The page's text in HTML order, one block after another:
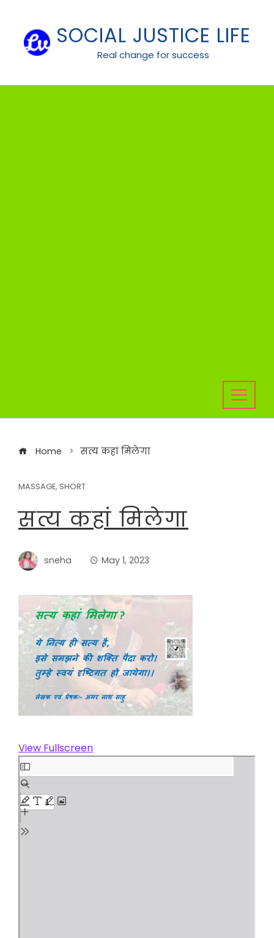
content
SOCIAL JUSTICE LIFE
Real change for success
Home सत्य कहां मिलेगा
MASSAGE, SHORT
सत्य कहां मिलेगा
sneha May 1, 2023
View Fullscreen
Skip
to
PDF
content